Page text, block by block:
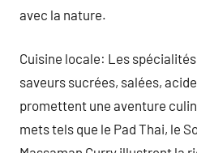
avec la nature.
Cuisine locale: Les
saveurs sucrées, salées,
promettent une aventure
mets tels que le Pad Thai, le